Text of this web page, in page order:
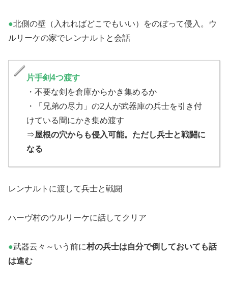
●北側の壁（入れればどこでもいい）をのぼって侵入。ウ
ルリーケの家でレンナルトと会話
片手剣4つ渡す
・不要な剣を倉庫からかき集めるか
・「兄弟の尽力」の2人が武器庫の兵士を引き付
けている間にかき集め渡す
⇒屋根の穴からも侵入可能。ただし兵士と戦闘に
なる
レンナルトに渡して兵士と戦闘
ハーヴ村のウルリーケに話してクリア
●武器云々～いう前に村の兵士は自分で倒しておいても話
は進む